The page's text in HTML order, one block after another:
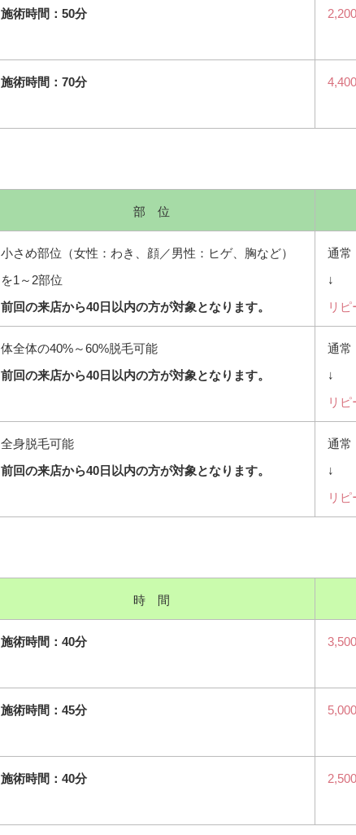
施術時間：50分
施術時間：70分
部 位
小さめ部位（女性：わき、顔／男性：ヒゲ、胸など）
を1～2部位
前回の来店から40日以内の方が対象となります。
通常
↓
リピ
体全体の40%～60%脱毛可能
前回の来店から40日以内の方が対象となります。
通常
↓
リピ
全身脱毛可能
前回の来店から40日以内の方が対象となります。
通常
↓
リピ
時 間
施術時間：40分
施術時間：45分
施術時間：40分